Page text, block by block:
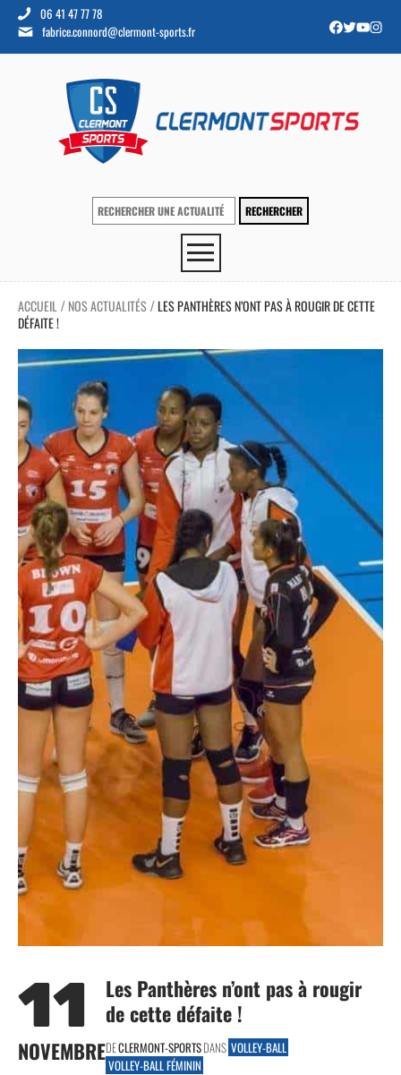
06 41 47 77 78
fabrice.connord@clermont-sports.fr
ACCUEIL / NOS ACTUALITÉS /LES PANTHÈRES N’ONT PAS À ROUGIR DE CETTE
DÉFAITE !
11
NOVEMBRE
Les Panthères n’ont pas à rougir
de cette défaite !
DECLERMONT-SPORTSDANS VOLLEY-BALL
VOLLEY-BALL FÉMININ